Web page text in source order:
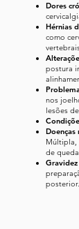
Dores
Hérnias
como
postura
nos
lesões
Doenças
Múltipla,
de
posterior.